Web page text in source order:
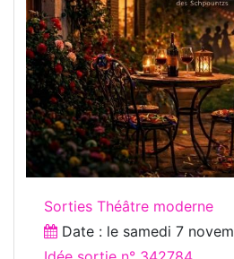
Sorties Théâtre moderne
Date : le samedi 7